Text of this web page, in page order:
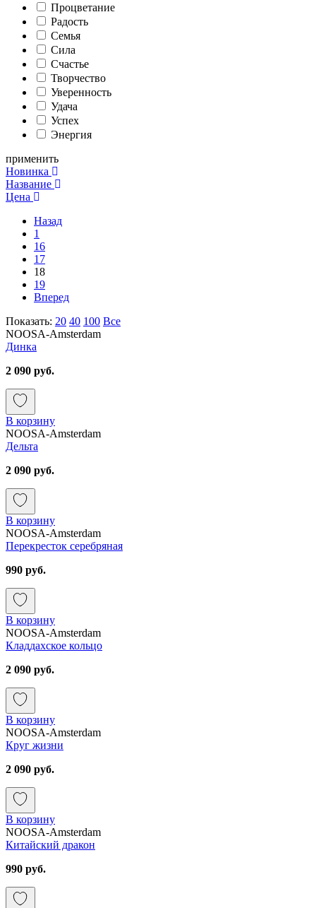
Процветание
Радость
Семья
Сила
Счастье
Творчество
Уверенность
Удача
Успех
Энергия
применить
Новинка
Название
Цена
Назад
1
16
17
18
19
Вперед
Показать: 20 40 100 Все
NOOSA-Amsterdam
Динка
2 090 руб.
В корзину
NOOSA-Amsterdam
Дельта
2 090 руб.
В корзину
NOOSA-Amsterdam
Перекресток серебряная
990 руб.
В корзину
NOOSA-Amsterdam
Кладдахское кольцо
2 090 руб.
В корзину
NOOSA-Amsterdam
Круг жизни
2 090 руб.
В корзину
NOOSA-Amsterdam
Китайский дракон
990 руб.